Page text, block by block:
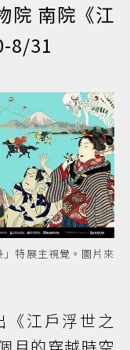
南院《江
8/31
特展主視覺。圖片來
《江戶浮世之